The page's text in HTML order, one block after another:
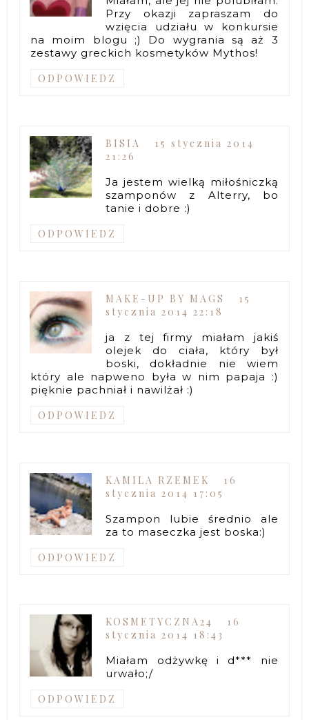
Przy okazji zapraszam do
wzięcia udziału w konkursie
na moim blogu ;) Do wygrania są aż 3
zestawy greckich kosmetyków Mythos!
ODPOWIEDZ
BISIA
15 stycznia 2014
21:26
Ja jestem wielką miłośniczką
szamponów z Alterry, bo
tanie i dobre :)
ODPOWIEDZ
MAKE-UP BY MAGS
15
stycznia 2014 22:18
ja z tej firmy miałam jakiś
olejek do ciała, który był
boski, dokładnie nie wiem
który ale napweno była w nim papaja :)
pięknie pachniał i nawilżał :)
ODPOWIEDZ
KAMILA RZEMEK
16
stycznia 2014 17:05
Szampon lubie średnio ale
za to maseczka jest boska:)
ODPOWIEDZ
KOSMETYCZNA24
16
stycznia 2014 18:43
Miałam odżywkę i d*** nie
urwało;/
ODPOWIEDZ